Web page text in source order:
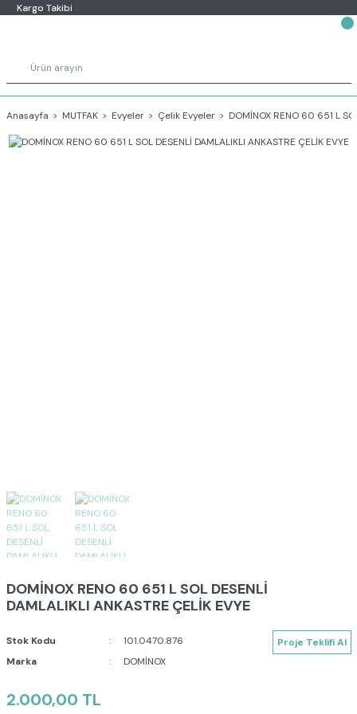
Kargo Takibi
Anasayfa MUTFAK Evyeler Çelik Evyeler DOMİNOX RENO 60 651 L
DOMİNOX RENO 60 651 L SOL DESENLİ
DAMLALIKLI ANKASTRE ÇELİK EVYE
Stok Kodu
101.0470.876
Marka
DOMİNOX
Proje Teklifi Al
2.000,00 TL